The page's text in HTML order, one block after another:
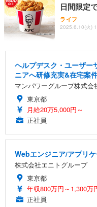
日間限定
ライフ
2025.6.10(火)
ヘルプデスク・ユーザー
ニアへ研修充実&在宅案
マンパワーグループ株式会
東京都
月給20万5,000円～
正社員
Webエンジニア/アプリ
株式会社エニトグループ
東京都
年収800万円～1,300万
正社員